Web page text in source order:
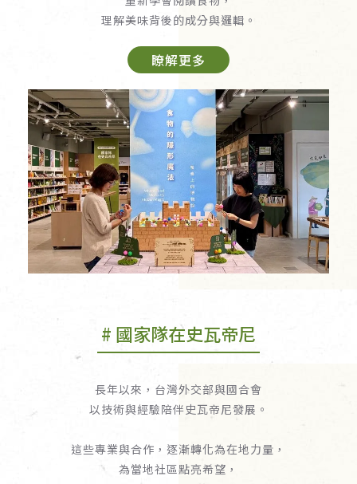
理解美味背後的成分與邏輯。
瞭解更多
# 國家隊在史瓦帝尼
長年以來，台灣外交部與國合會
以技術與經驗陪伴史瓦帝尼發展。
這些專業與合作，逐漸轉化為在地力量，
為當地社區點亮希望，